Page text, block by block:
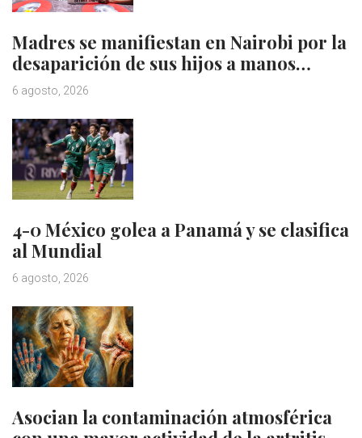
Madres se manifiestan en Nairobi por la
desaparición de sus hijos a manos…
6 agosto, 2026
4-0 México golea a Panamá y se clasifica
al Mundial
6 agosto, 2026
Asocian la contaminación atmosférica